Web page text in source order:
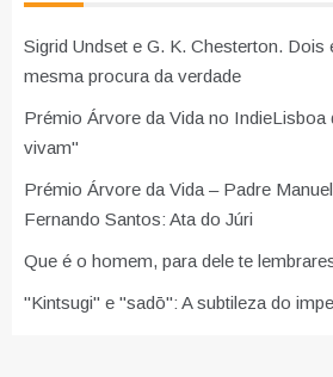
Sigrid Undset e G. K. Chesterton. Dois
mesma procura da verdade
Prémio Árvore da Vida no IndieLisboa
vivam"
Prémio Árvore da Vida – Padre
Fernando Santos: Ata do Júri
Que é o homem, para dele te
"Kintsugi" e "sadō": A subtileza do